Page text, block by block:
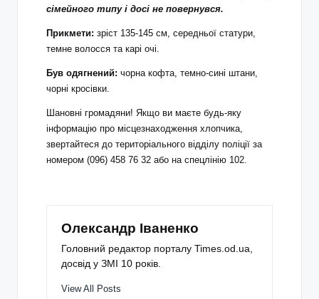
сімейного типу і досі не повернувся.
Прикмети: зріст 135-145 см, середньої статури,
темне волосся та карі очі.
Був одягнений: чорна кофта, темно-сині штани,
чорні кросівки.
Шановні громадяни! Якщо ви маєте будь-яку
інформацію про місцезнаходження хлопчика,
звертайтеся до територіального відділу поліції за
номером (096) 458 76 32 або на спецлінію 102.
Олександр Іваненко
Головний редактор порталу Times.od.ua,
досвід у ЗМІ 10 років.
View All Posts